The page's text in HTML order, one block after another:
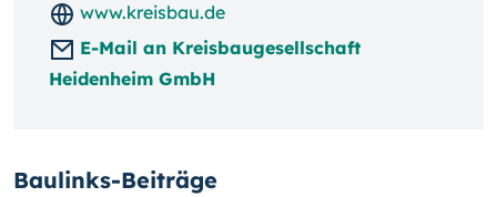
www.kreisbau.de
E-Mail an Kreisbaugesellschaft
Heidenheim GmbH
Baulinks-Beiträge